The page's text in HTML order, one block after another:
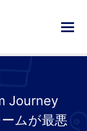
Journey
ムが最悪